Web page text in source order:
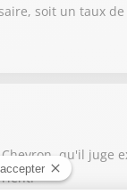
soit un taux
qu'il juge